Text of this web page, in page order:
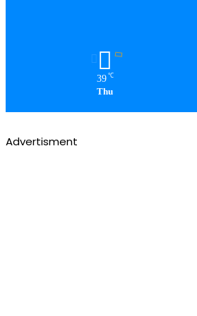
39 ℃
Thu
Advertisment